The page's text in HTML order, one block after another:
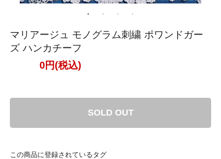
マリアージュ モノグラム刺繍 ポワンドガー
ズ ハンカチーフ
0円(税込)
SOLD OUT
この商品に登録されているタグ